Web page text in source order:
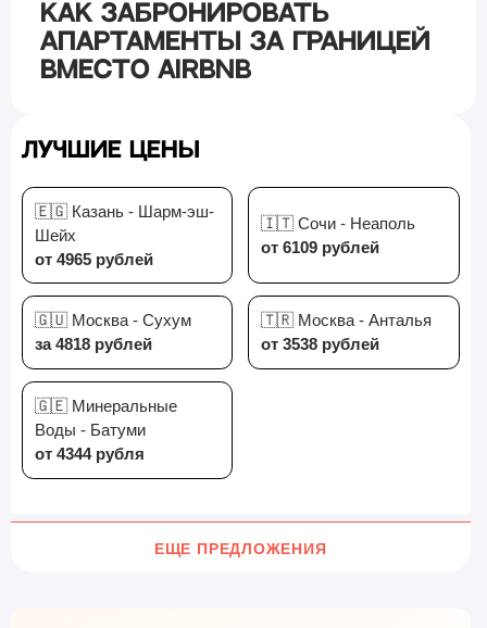
Как забронировать
апартаменты за границей
вместо Airbnb
Лучшие цены
🇪🇬 Казань - Шарм-эш-
Шейх
от 4965 рублей
🇮🇹 Сочи - Неаполь
от 6109 рублей
🇬🇺 Москва - Сухум
за 4818 рублей
🇹🇷 Москва - Анталья
от 3538 рублей
🇬🇪 Минеральные
Воды - Батуми
от 4344 рубля
ЕЩЕ ПРЕДЛОЖЕНИЯ